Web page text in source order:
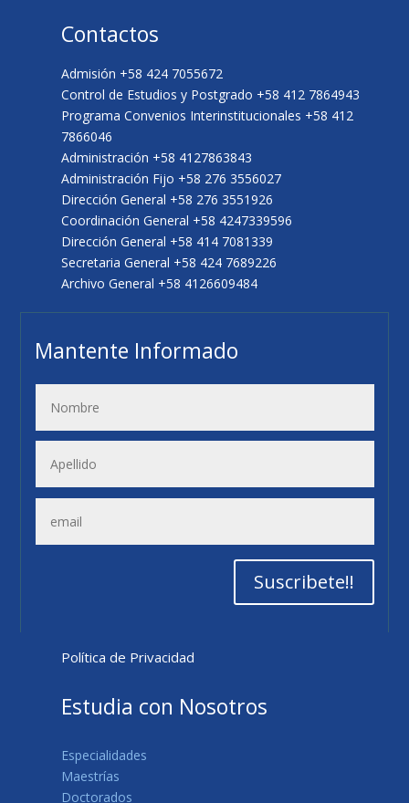
Contactos
Admisión +58 424 7055672
Control de Estudios y Postgrado +58 412 7864943
Programa Convenios Interinstitucionales +58 412
7866046
Administración +58 4127863843
Administración Fijo +58 276 3556027
Dirección General +58 276 3551926
Coordinación General +58 4247339596
Dirección General +58 414 7081339
Secretaria General +58 424 7689226
Archivo General +58 4126609484
Mantente Informado
Suscribete!!
Política de Privacidad
Estudia con Nosotros
Especialidades
Maestrías
Doctorados